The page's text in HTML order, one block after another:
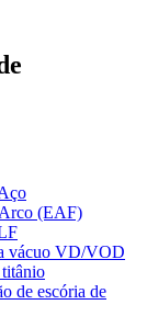
(EAF)
vácuo VD/VOD
de escória de